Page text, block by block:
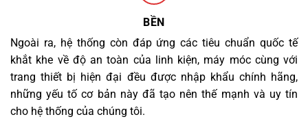
BỀN
Ngoài ra, hệ thống còn đáp ứng các tiêu chuẩn quốc tế
khắt khe về độ an toàn của linh kiện, máy móc cùng với
trang thiết bị hiện đại đều được nhập khẩu chính hãng,
những yếu tố cơ bản này đã tạo nên thế mạnh và uy tín
cho hệ thống của chúng tôi.